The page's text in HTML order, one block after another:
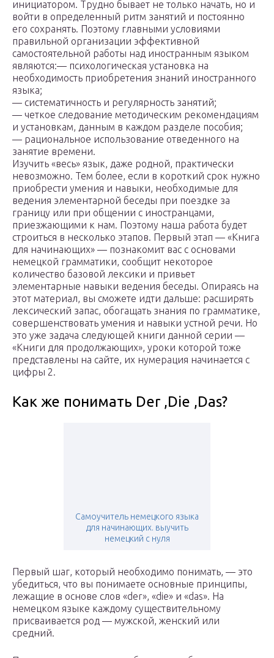
инициатором. Трудно бывает не только начать, но и
войти в определенный ритм занятий и постоянно
его сохранять. Поэтому главными условиями
правильной организации эффективной
самостоятельной работы над иностранным языком
являются:— психологическая установка на
необходимость приобретения знаний иностранного
языка;
— систематичность и регулярность занятий;
— четкое следование методическим рекомендациям
и установкам, данным в каждом разделе пособия;
— рациональное использование отведенного на
занятие времени.
Изучить «весь» язык, даже родной, практически
невозможно. Тем более, если в короткий срок нужно
приобрести умения и навыки, необходимые для
ведения элементарной беседы при поездке за
границу или при общении с иностранцами,
приезжающими к нам. Поэтому наша работа будет
строиться в несколько этапов. Первый этап — «Книга
для начинающих» — познакомит вас с основами
немецкой грамматики, сообщит некоторое
количество базовой лексики и привьет
элементарные навыки ведения беседы. Опираясь на
этот материал, вы сможете идти дальше: расширять
лексический запас, обогащать знания по грамматике,
совершенствовать умения и навыки устной речи. Но
это уже задача следующей книги данной серии —
«Книги для продолжающих», уроки которой тоже
представлены на сайте, их нумерация начинается с
цифры 2.
Как же понимать Der ,Die ,Das?
Самоучитель немецкого языка
для начинающих. выучить
немецкий с нуля
Первый шаг, который необходимо понимать, — это
убедиться, что вы понимаете основные принципы,
лежащие в основе слов «der», «die» и «das». На
немецком языке каждому существительному
присваивается род — мужской, женский или
средний.